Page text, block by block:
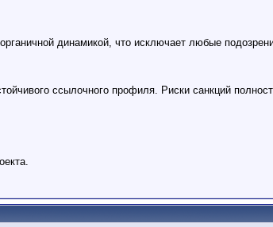
динамикой, что исключает любые
ссылочного профиля. Риски санкций